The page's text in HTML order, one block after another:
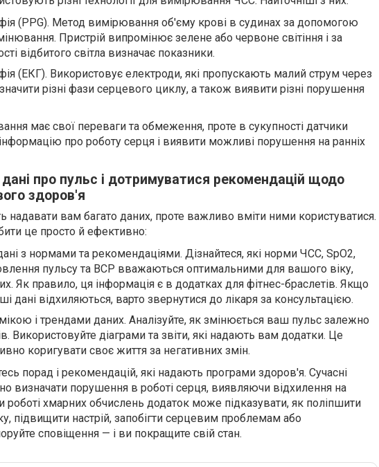
(PPG). Метод вимірювання об'єму крові в судинах за допомогою
Пристрій випромінює зелене або червоне світіння і за
відбитого світла визначає показники.
(ЕКГ). Використовує електроди, які пропускають малий струм через
різні фази серцевого циклу, а також виявити різні порушення
має свої переваги та обмеження, проте в сукупності датчики
про роботу серця і виявити можливі порушення на ранніх
дані про пульс і дотримуватися рекомендацій щодо
здоров'я
надавати вам багато даних, проте важливо вміти ними користуватися.
це просто й ефективно:
з нормами та рекомендаціями. Дізнайтеся, які норми ЧСС, SpO2,
пульсу та ВСР вважаються оптимальними для вашого віку,
Як правило, ця інформація є в додатках для фітнес-браслетів. Якщо
дані відхиляються, варто звернутися до лікаря за консультацією.
і трендами даних. Аналізуйте, як змінюється ваш пульс залежно
Використовуйте діаграми та звіти, які надають вам додатки. Це
коригувати своє життя за негативних змін.
порад і рекомендацій, які надають програми здоров'я. Сучасні
визначати порушення в роботі серця, виявляючи відхилення на
роботі хмарних обчислень додаток може підказувати, як поліпшити
підвищити настрій, запобігти серцевим проблемам або
сповіщення — і ви покращите свій стан.